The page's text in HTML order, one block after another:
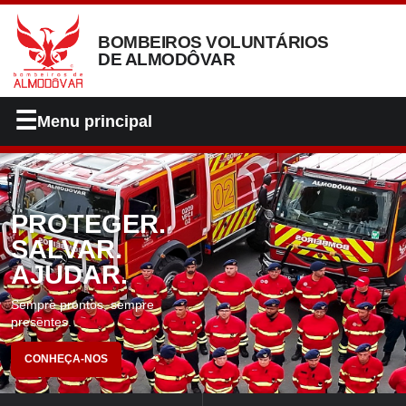
BOMBEIROS VOLUNTÁRIOS
DE ALMODÔVAR
☰Menu principal
PROTEGER.
SALVAR.
AJUDAR.
Sempre prontos, sempre
presentes.
CONHEÇA-NOS